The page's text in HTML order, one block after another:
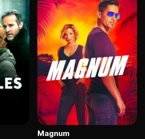
Magnum